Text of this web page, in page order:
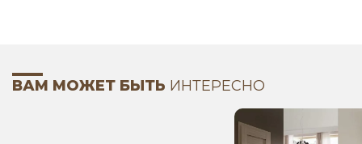
ВАМ МОЖЕТ БЫТЬ ИНТЕРЕСНО